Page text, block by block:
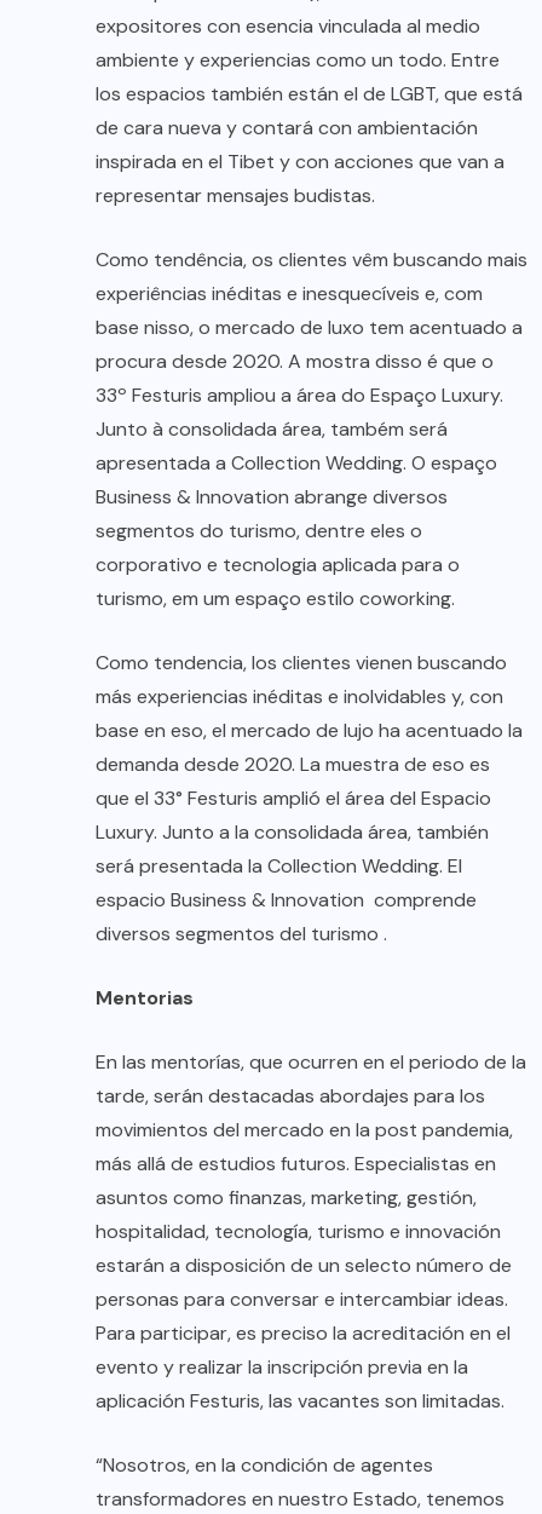
expositores con esencia vinculada al medio
ambiente y experiencias como un todo. Entre
los espacios también están el de LGBT, que está
de cara nueva y contará con ambientación
inspirada en el Tibet y con acciones que van a
representar mensajes budistas.
Como tendência, os clientes vêm buscando mais
experiências inéditas e inesquecíveis e, com
base nisso, o mercado de luxo tem acentuado a
procura desde 2020. A mostra disso é que o
33º Festuris ampliou a área do Espaço Luxury.
Junto à consolidada área, também será
apresentada a Collection Wedding. O espaço
Business & Innovation abrange diversos
segmentos do turismo, dentre eles o
corporativo e tecnologia aplicada para o
turismo, em um espaço estilo coworking.
Como tendencia, los clientes vienen buscando
más experiencias inéditas e inolvidables y, con
base en eso, el mercado de lujo ha acentuado la
demanda desde 2020. La muestra de eso es
que el 33° Festuris amplió el área del Espacio
Luxury. Junto a la consolidada área, también
será presentada la Collection Wedding. El
espacio Business & Innovation comprende
diversos segmentos del turismo .
Mentorias
En las mentorías, que ocurren en el periodo de la
tarde, serán destacadas abordajes para los
movimientos del mercado en la post pandemia,
más allá de estudios futuros. Especialistas en
asuntos como finanzas, marketing, gestión,
hospitalidad, tecnología, turismo e innovación
estarán a disposición de un selecto número de
personas para conversar e intercambiar ideas.
Para participar, es preciso la acreditación en el
evento y realizar la inscripción previa en la
aplicación Festuris, las vacantes son limitadas.
“Nosotros, en la condición de agentes
transformadores en nuestro Estado, tenemos